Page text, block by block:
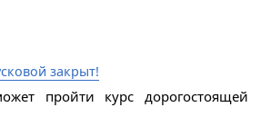
закрыт!
пройти курс дорогостоящей